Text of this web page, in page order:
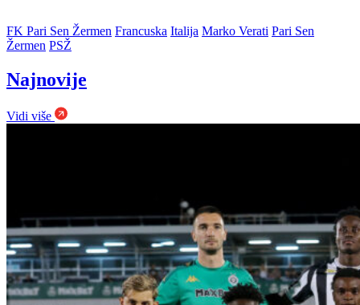
FK Pari Sen Žermen Francuska Italija Marko Verati Pari Sen
Žermen PSŽ
Najnovije
Vidi više